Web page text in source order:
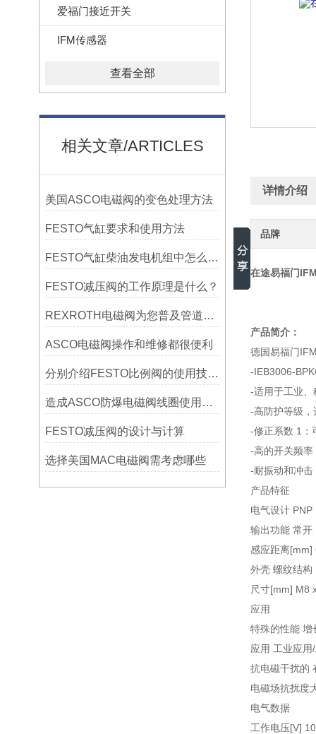
爱福门接近开关
IFM传感器
查看全部
相关文章/ARTICLES
美国ASCO电磁阀的变色处理方法
FESTO气缸要求和使用方法
FESTO气缸柴油发电机组中怎么进行维修
FESTO减压阀的工作原理是什么？
REXROTH电磁阀为您普及管道阀门安装知识！
ASCO电磁阀操作和维修都很便利
分别介绍FESTO比例阀的使用技巧及
造成ASCO防爆电磁阀线圈使用寿命缩短的原因竟是这样
FESTO减压阀的设计与计算
选择美国MAC电磁阀需考虑哪些
详情介绍
品牌
在途易福门
产品简介：
德国易福门
-IEB3006-
-适用于工业
-高防护等级
-修正系数 1：
-高的开关频率
-耐振动和冲击
产品特征
电气设计 PNP
输出功能 常开
感应距离[mm]
外壳 螺纹结构
尺寸[mm] M8
应用
特殊的性能 增
应用 工业应用
抗电磁干扰的
电磁场抗扰度
电气数据
工作电压[V]